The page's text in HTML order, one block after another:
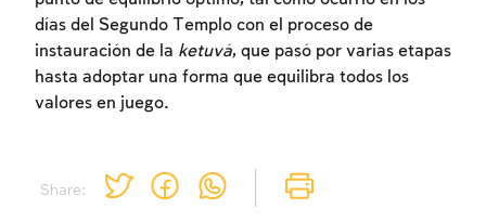
Share:
días del Segundo Templo con el proceso de
instauración de la ketuvá, que pasó por varias etapas
hasta adoptar una forma que equilibra todos los
valores en juego.